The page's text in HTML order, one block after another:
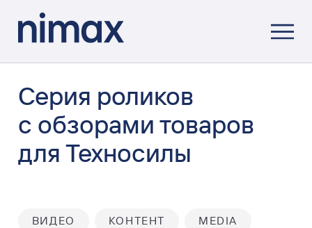
Серия роликов
с обзорами товаров
для Техносилы
ВИДЕО КОНТЕНТ MEDIA